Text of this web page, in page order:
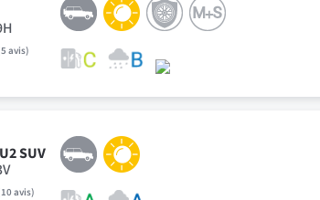
5avis
SUV
10avis